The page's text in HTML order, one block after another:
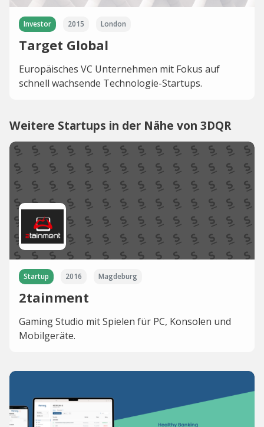
Investor 2015 London
Target Global
Europäisches VC Unternehmen mit Fokus auf
schnell wachsende Technologie-Startups.
Weitere Startups in der Nähe von 3DQR
Startup 2016 Magdeburg
2tainment
Gaming Studio mit Spielen für PC, Konsolen und
Mobilgeräte.